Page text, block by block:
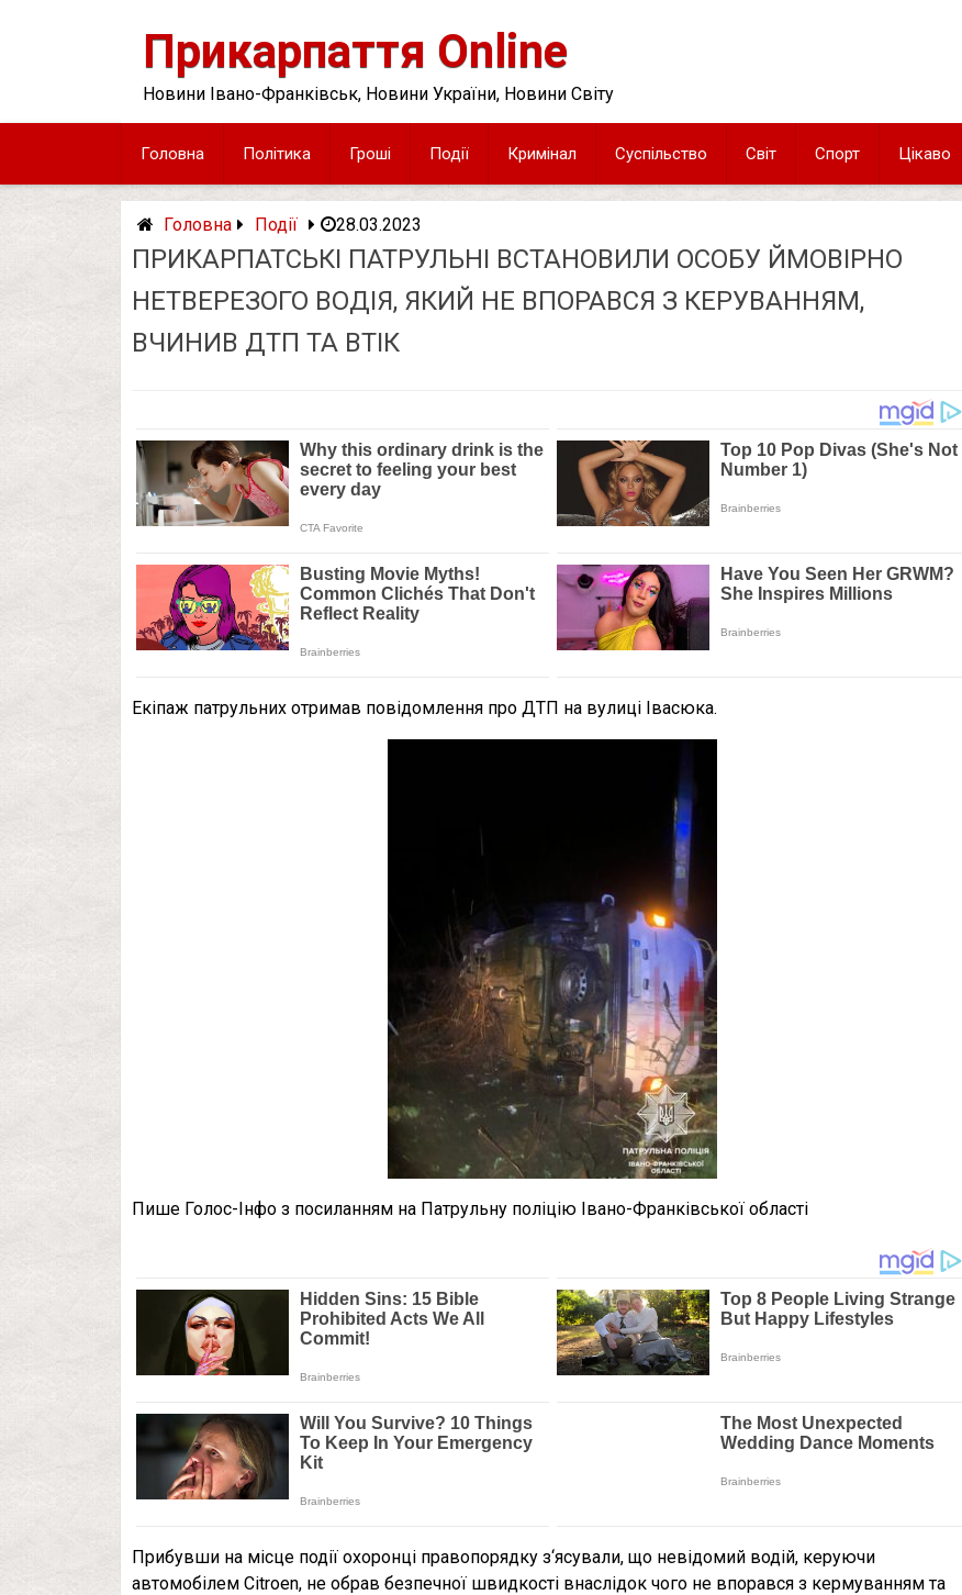
Прикарпаття Online
Новини Івано-Франківськ, Новини України, Новини Світу
Головна Політика Гроші Події Кримінал Суспільство Світ Спорт Цікаво
Головна Події 28.03.2023
ПРИКАРПАТСЬКІ ПАТРУЛЬНІ ВСТАНОВИЛИ ОСОБУ ЙМОВІРНО
НЕТВЕРЕЗОГО ВОДІЯ, ЯКИЙ НЕ ВПОРАВСЯ З КЕРУВАННЯМ,
ВЧИНИВ ДТП ТА ВТІК
Екіпаж патрульних отримав повідомлення про ДТП на вулиці Івасюка.
Пише Голос-Інфо з посиланням на Патрульну поліцію Івано-Франківської області
Прибувши на місце події охоронці правопорядку з‘ясували, що невідомий водій, керуючи
автомобілем Citroen, не обрав безпечної швидкості внаслідок чого не впорався з кермуванням та